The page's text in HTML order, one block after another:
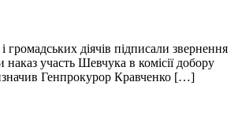
громадських діячів підписали звернення
участь Шевчука в комісії добору
Генпрокурор Кравченко […]